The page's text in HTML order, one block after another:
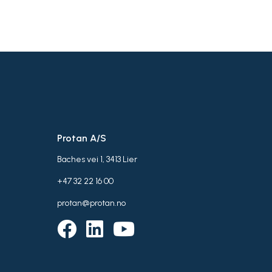
Protan A/S
Baches vei 1, 3413 Lier
+47 32 22 16 00
protan@protan.no